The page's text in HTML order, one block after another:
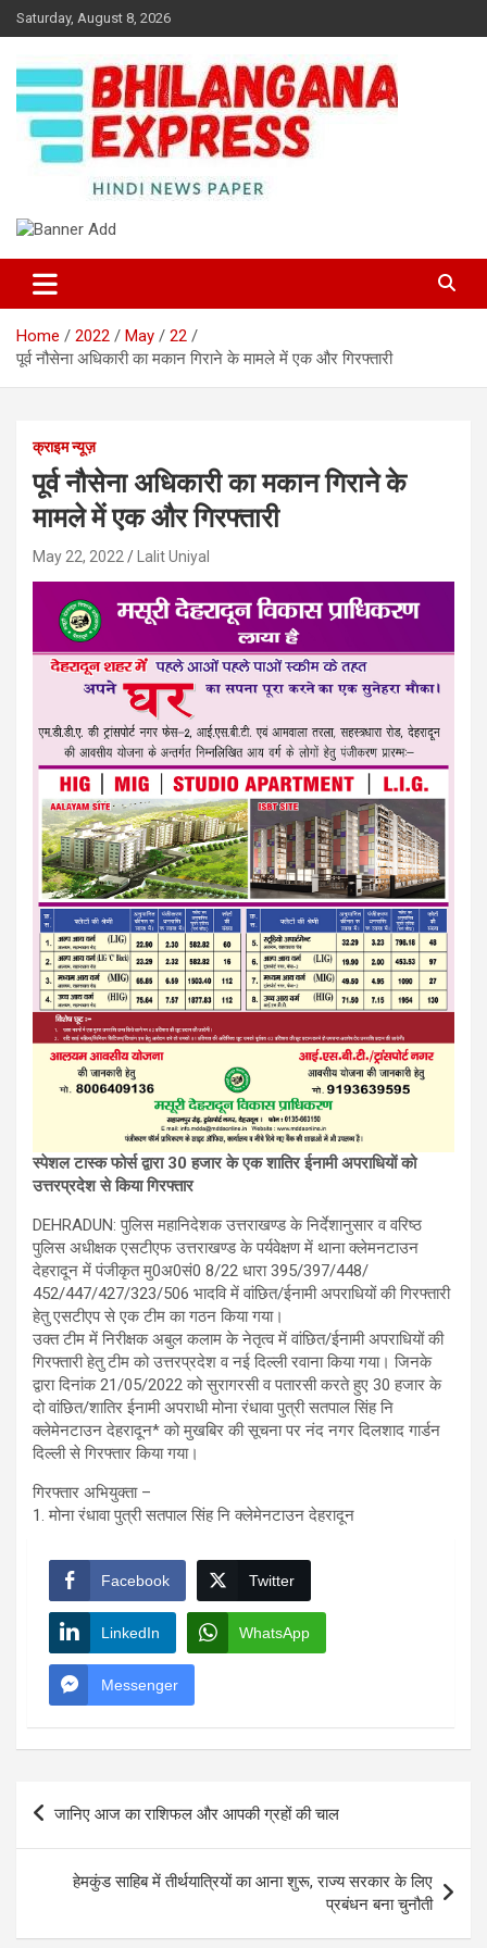
Skip
to
Saturday, August 8, 2026
Bhilangana Express
Home 2022 May
22
पूर्व नौसेना अधिकारी का मकान गिराने के मामले में एक और गिरफ्तारी
क्राइम न्यूज़
पूर्व नौसेना अधिकारी का मकान गिराने के
मामले में एक और गिरफ्तारी
May 22, 2022 Lalit Uniyal
स्पेशल टास्क फोर्स द्वारा 30 हजार के एक शातिर ईनामी अपराधियों को
उत्तरप्रदेश से किया गिरफ्तार
DEHRADUN: पुलिस महानिदेशक उत्तराखण्ड के निर्देशानुसार व वरिष्ठ
पुलिस अधीक्षक एसटीएफ उत्तराखण्ड के पर्यवेक्षण में थाना क्लेमनटाउन
देहरादून में पंजीकृत मु0अ0सं0 8/22 धारा 395/397/448/
452/447/427/323/506 भादवि में वांछित/ईनामी अपराधियों की गिरफ्तारी
हेतु एसटीएप से एक टीम का गठन किया गया।
उक्त टीम में निरीक्षक अबुल कलाम के नेतृत्व में वांछित/ईनामी अपराधियों की
गिरफ्तारी हेतु टीम को उत्तरप्रदेश व नई दिल्ली रवाना किया गया। जिनके
द्वारा दिनांक 21/05/2022 को सुरागरसी व पतारसी करते हुए 30 हजार के
दो वांछित/शातिर ईनामी अपराधी मोना रंधावा पुत्री सतपाल सिंह नि
क्लेमेनटाउन देहरादून* को मुखबिर की सूचना पर नंद नगर दिलशाद गार्डन
दिल्ली से गिरफ्तार किया गया।
गिरफ्तार अभियुक्ता –
1. मोना रंधावा पुत्री सतपाल सिंह नि क्लेमेनटाउन देहरादून
Facebook Twitter
LinkedIn WhatsApp
Messenger
Post
navigation
जानिए आज का राशिफल और आपकी ग्रहों की चाल
हेमकुंड साहिब में तीर्थयात्रियों का आना शुरू, राज्य सरकार के लिए
प्रबंधन बना चुनौती